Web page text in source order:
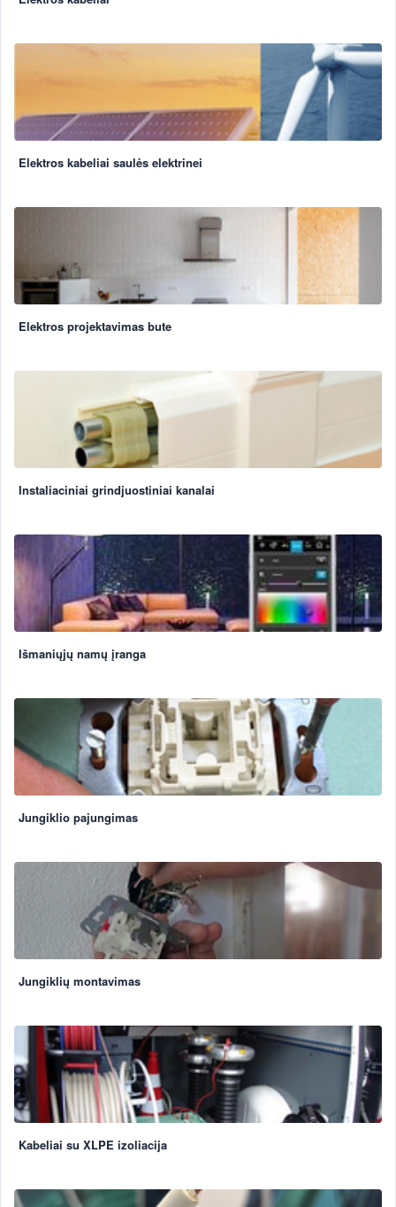
Elektros kabeliai saulės elektrinei
Elektros projektavimas bute
Instaliaciniai grindjuostiniai kanalai
Išmaniųjų namų įranga
Jungiklio pajungimas
Jungiklių montavimas
Kabeliai su XLPE izoliacija